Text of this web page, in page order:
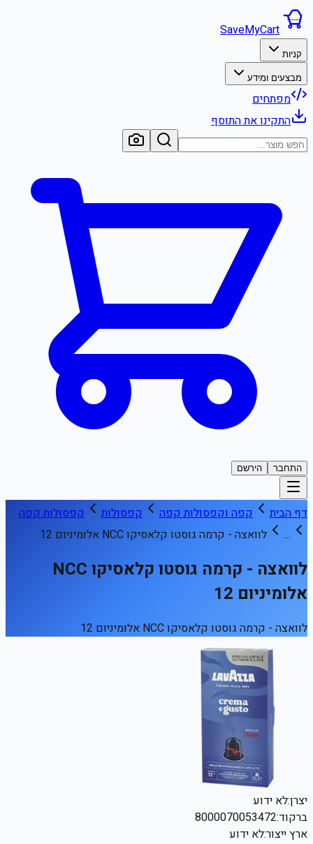
SaveMyCart
קניות
מבצעים ומידע
מפתחים
התקינו את התוסף
התחבר הירשם
דף הבית קפה וקפסולות קפה קפסולות
קפסולות קפה
…
לוואצה - קרמה גוסטו קלאסיקו NCC אלומיניום 12
לוואצה - קרמה גוסטו קלאסיקו NCC
אלומיניום 12
לוואצה - קרמה גוסטו קלאסיקו NCC אלומיניום 12
יצרן:לא ידוע
ברקוד:8000070053472
ארץ ייצור:לא ידוע